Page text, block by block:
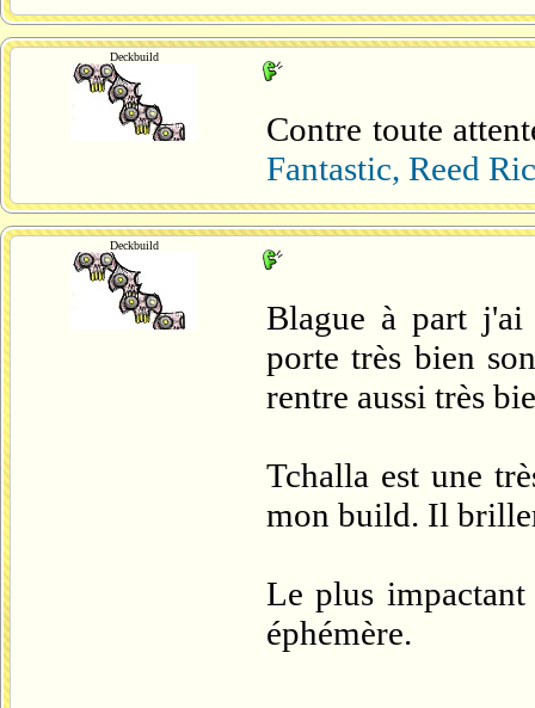
Deckbuild
Contre toute
Fantastic, Reed
Deckbuild
Blague à part
porte très bien
rentre aussi très
Tchalla est une
mon build. Il
Le plus
éphémère.